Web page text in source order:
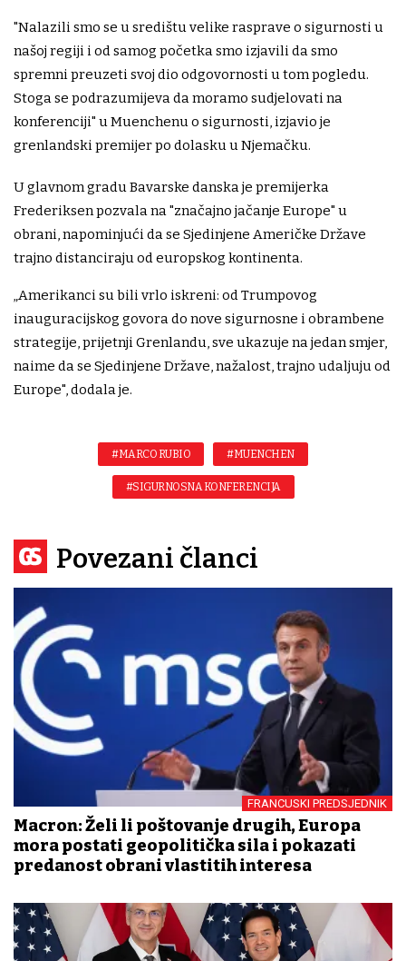
"Nalazili smo se u središtu velike rasprave o sigurnosti u
našoj regiji i od samog početka smo izjavili da smo
spremni preuzeti svoj dio odgovornosti u tom pogledu.
Stoga se podrazumijeva da moramo sudjelovati na
konferenciji" u Muenchenu o sigurnosti, izjavio je
grenlandski premijer po dolasku u Njemačku.
U glavnom gradu Bavarske danska je premijerka
Frederiksen pozvala na "značajno jačanje Europe" u
obrani, napominjući da se Sjedinjene Američke Države
trajno distanciraju od europskog kontinenta.
„Amerikanci su bili vrlo iskreni: od Trumpovog
inauguracijskog govora do nove sigurnosne i obrambene
strategije, prijetnji Grenlandu, sve ukazuje na jedan smjer,
naime da se Sjedinjene Države, nažalost, trajno udaljuju od
Europe", dodala je.
#MARCO RUBIO #MUENCHEN
#SIGURNOSNA KONFERENCIJA
Povezani članci
FRANCUSKI PREDSJEDNIK
Macron: Želi li poštovanje drugih, Europa
mora postati geopolitička sila i pokazati
predanost obrani vlastitih interesa